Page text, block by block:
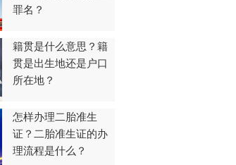
罪名？
籍贯是什么意思？籍
贯是出生地还是户口
所在地？
怎样办理二胎准生
证？二胎准生证的办
理流程是什么？